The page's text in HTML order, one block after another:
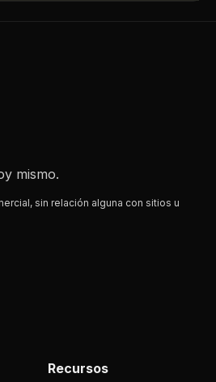
mismo.
sin relación alguna con sitios u
Recursos